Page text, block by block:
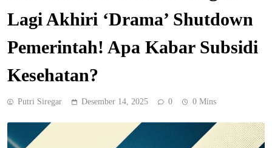
Lagi Akhiri ‘Drama’ Shutdown
Pemerintah! Apa Kabar Subsidi
Kesehatan?
Putri Siregar Desember 14, 2025 0 0 Mins